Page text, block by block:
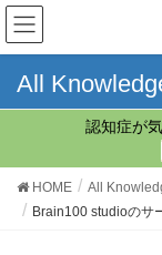
All
認知症が
HOME All
Brain100 studioのサ